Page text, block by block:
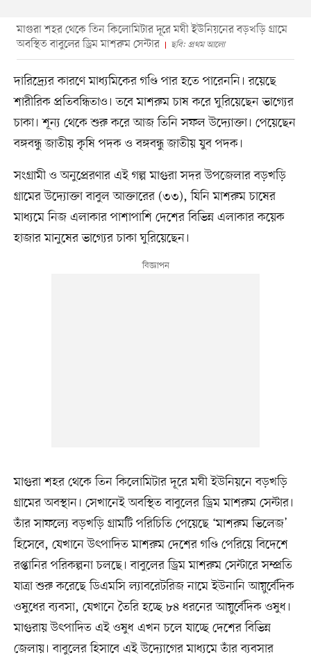
মাগুরা শহর থেকে তিন কিলোমিটার দূরে মঘী ইউনিয়নের বড়খড়ি গ্রামে
অবস্থিত বাবুলের ড্রিম মাশরুম সেন্টার
ছবি: প্রথম আলো
দারিদ্র্যের কারণে মাধ্যমিকের গণ্ডি পার হতে পারেননি। রয়েছে
শারীরিক প্রতিবন্ধিতাও। তবে মাশরুম চাষ করে ঘুরিয়েছেন ভাগ্যের
চাকা। শূন্য থেকে শুরু করে আজ তিনি সফল উদ্যোক্তা। পেয়েছেন
বঙ্গবন্ধু জাতীয় কৃষি পদক ও বঙ্গবন্ধু জাতীয় যুব পদক।
সংগ্রামী ও অনুপ্রেরণার এই গল্প মাগুরা সদর উপজেলার বড়খড়ি
গ্রামের উদ্যোক্তা বাবুল আক্তারের (৩৩), যিনি মাশরুম চাষের
মাধ্যমে নিজ এলাকার পাশাপাশি দেশের বিভিন্ন এলাকার কয়েক
হাজার মানুষের ভাগ্যের চাকা ঘুরিয়েছেন।
মাগুরা শহর থেকে তিন কিলোমিটার দূরে মঘী ইউনিয়নে বড়খড়ি
গ্রামের অবস্থান। সেখানেই অবস্থিত বাবুলের ড্রিম মাশরুম সেন্টার।
তাঁর সাফল্যে বড়খড়ি গ্রামটি পরিচিতি পেয়েছে ‘মাশরুম ভিলেজ’
হিসেবে, যেখানে উৎপাদিত মাশরুম দেশের গণ্ডি পেরিয়ে বিদেশে
রপ্তানির পরিকল্পনা চলছে। বাবুলের ড্রিম মাশরুম সেন্টারে সম্প্রতি
যাত্রা শুরু করেছে ডিএমসি ল্যাবরেটরিজ নামে ইউনানি আয়ুর্বেদিক
ওষুধের ব্যবসা, যেখানে তৈরি হচ্ছে ৮৪ ধরনের আয়ুর্বেদিক ওষুধ।
মাগুরায় উৎপাদিত এই ওষুধ এখন চলে যাচ্ছে দেশের বিভিন্ন
জেলায়। বাবুলের হিসাবে এই উদ্যোগের মাধ্যমে তাঁর ব্যবসার